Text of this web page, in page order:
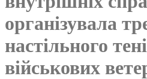
організувала
настільного
військових